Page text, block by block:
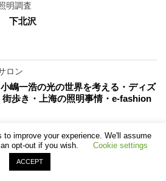
明調査
下北沢
ロン
嶋一浩の光の世界を考える・ディズ
街歩き・上海の照明事情・e-fashion
明調査
ク NEW YORK 2005
improve your experience. We'll assume
opt-out if you wish.
Cookie settings
ACCEPT